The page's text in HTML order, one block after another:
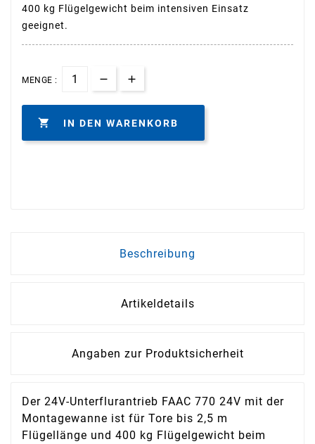
400 kg Flügelgewicht beim intensiven Einsatz
geeignet.
MENGE :
 IN DEN WARENKORB
Beschreibung
Artikeldetails
Angaben zur Produktsicherheit
Der 24V-Unterflurantrieb FAAC 770 24V mit der
Montagewanne ist für Tore bis 2,5 m
Flügellänge und 400 kg Flügelgewicht beim